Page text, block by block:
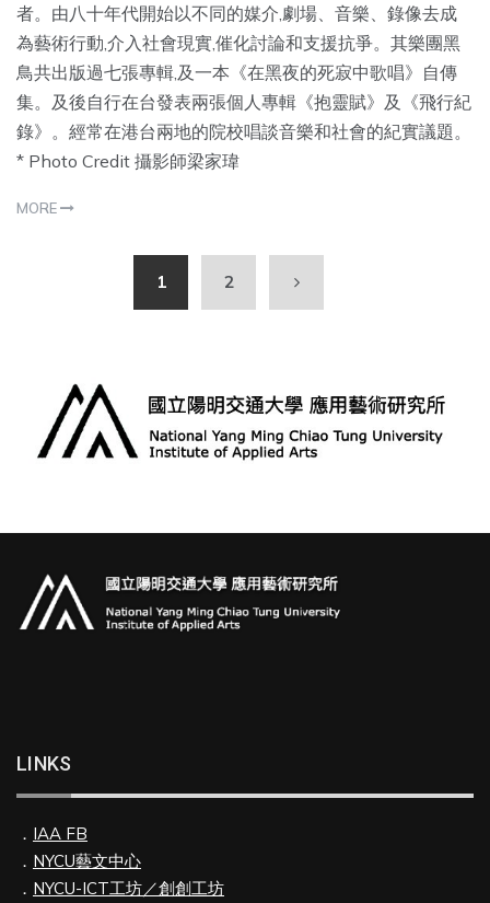
者。由八十年代開始以不同的媒介,劇場、音樂、錄像去成
為藝術行動,介入社會現實,催化討論和支援抗爭。其樂團黑
鳥共出版過七張專輯,及一本《在黑夜的死寂中歌唱》自傳
集。及後自行在台發表兩張個人專輯《抱靈賦》及《飛行紀
錄》。經常在港台兩地的院校唱談音樂和社會的紀實議題。
* Photo Credit 攝影師梁家瑋
MORE
1 2
LINKS
． IAA FB
． NYCU藝文中心
． NYCU-ICT工坊／創創工坊